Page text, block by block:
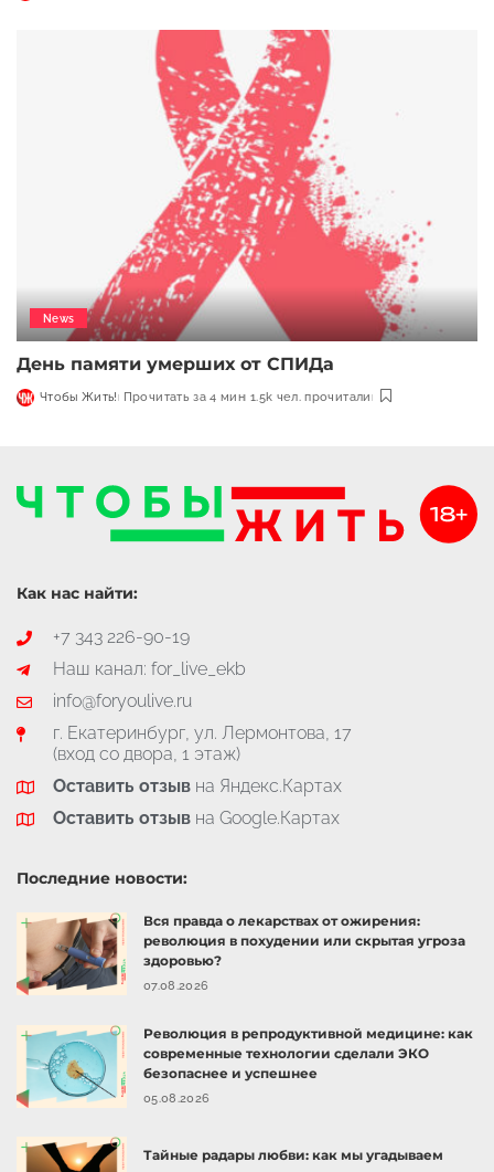
News
День памяти умерших от СПИДа
Чтобы Жить! Прочитать за 4 мин 1.5k чел. прочитали
Как нас найти:
+7 343 226-90-19
Наш канал: for_live_ekb
info@foryoulive.ru
г. Екатеринбург, ул. Лермонтова, 17
(вход со двора, 1 этаж)
Оставить отзывна Яндекс.Картах
Оставить отзывна Google.Картах
Последние новости:
Вся правда о лекарствах от ожирения:
революция в похудении или скрытая угроза
здоровью?
07.08.2026
Революция в репродуктивной медицине: как
современные технологии сделали ЭКО
безопаснее и успешнее
05.08.2026
Тайные радары любви: как мы угадываем